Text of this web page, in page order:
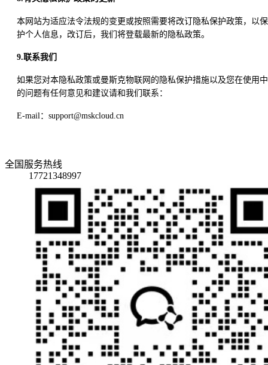
本网站为适应法令法规的变更或按照需要将改订隐私保护政策，以保
护个人信息，改订后，我们将登载最新的隐私政策。
9.联系我们
如果您对本隐私政策或曼斯克物联网的隐私保护措施以及您在使用中
的问题有任何意见和建议请和我们联系：
E-mail：support@mskcloud.cn
全国服务热线
17721348997